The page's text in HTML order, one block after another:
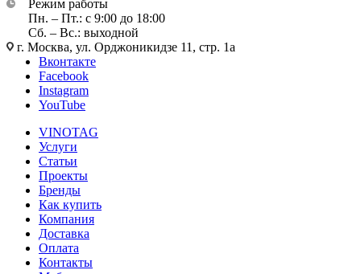
Режим работы
Пн. – Пт.: с 9:00 до 18:00
Сб. – Вс.: выходной
г. Москва, ул. Орджоникидзе 11, стр. 1а
Вконтакте
Facebook
Instagram
YouTube
VINOTAG
Услуги
Статьи
Проекты
Бренды
Как купить
Компания
Доставка
Оплата
Контакты